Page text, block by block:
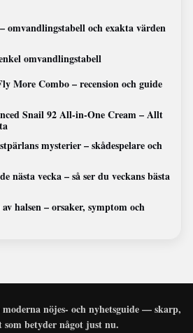
omvandlingstabell och exakta värden
omvandlingstabell
More Combo – recension och guide
Snail 92 All-in-One Cream – Allt
mysterier – skådespelare och
nästa vecka – så ser du veckans bästa
halsen – orsaker, symptom och
nöjes- och nyhetsguide — skarp,
betyder något just nu.